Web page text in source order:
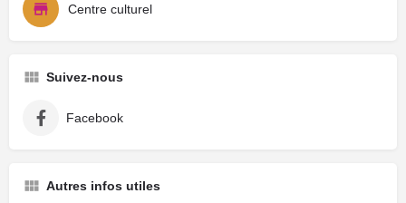
Centre culturel
Suivez-nous
Facebook
Autres infos utiles